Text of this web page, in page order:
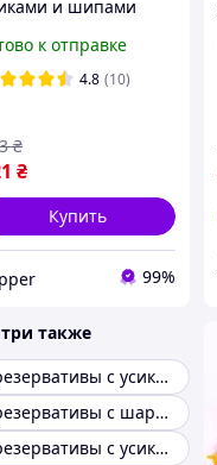
и шипами
ночь!
к отправке
4.8 (10)
₴
₴
Купить
99%
также
Презервативы с усиками
Презервативы с шариками
Презервативы с усиками и шипами